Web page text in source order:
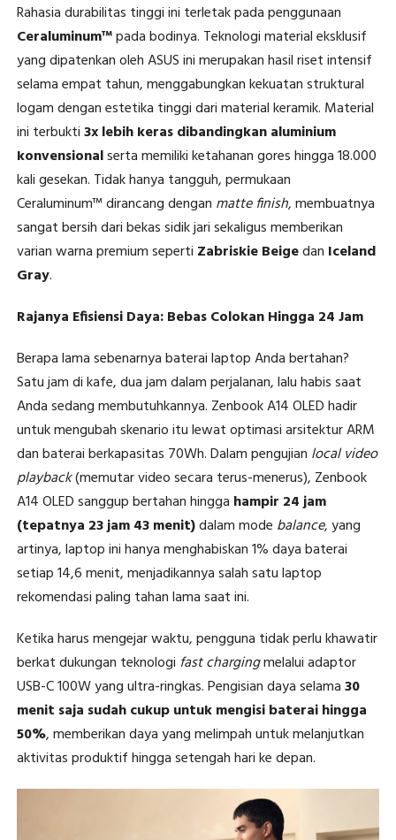
Rahasia durabilitas tinggi ini terletak pada penggunaan
Ceraluminum™pada bodinya. Teknologi material eksklusif
yang dipatenkan oleh ASUS ini merupakan hasil riset intensif
selama empat tahun, menggabungkan kekuatan struktural
logam dengan estetika tinggi dari material keramik. Material
ini terbukti3x lebih keras dibandingkan aluminium
konvensionalserta memiliki ketahanan gores hingga 18.000
kali gesekan. Tidak hanya tangguh, permukaan
Ceraluminum™ dirancang dengan matte finish, membuatnya
sangat bersih dari bekas sidik jari sekaligus memberikan
varian warna premium seperti Zabriskie Beigedan Iceland
Gray.
Rajanya Efisiensi Daya: Bebas Colokan Hingga 24 Jam
Berapa lama sebenarnya baterai laptop Anda bertahan?
Satu jam di kafe, dua jam dalam perjalanan, lalu habis saat
Anda sedang membutuhkannya. Zenbook A14 OLED hadir
untuk mengubah skenario itu lewat optimasi arsitektur ARM
dan baterai berkapasitas 70Wh. Dalam pengujian local video
playback(memutar video secara terus-menerus), Zenbook
A14 OLED sanggup bertahan hingga hampir 24 jam
(tepatnya 23 jam 43 menit)dalam mode balance, yang
artinya, laptop ini hanya menghabiskan 1% daya baterai
setiap 14,6 menit, menjadikannya salah satu laptop
rekomendasi paling tahan lama saat ini.
Ketika harus mengejar waktu, pengguna tidak perlu khawatir
berkat dukungan teknologi fast chargingmelalui adaptor
USB-C 100W yang ultra-ringkas. Pengisian daya selama30
menit saja sudah cukup untuk mengisi baterai hingga
50%, memberikan daya yang melimpah untuk melanjutkan
aktivitas produktif hingga setengah hari ke depan.